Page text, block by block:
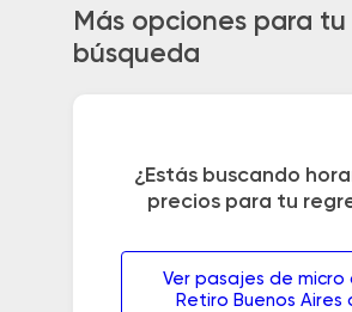
Más opciones para tu
búsqueda
¿Estás buscando
precios para tu
Ver pasajes de micro
Retiro Buenos Aires